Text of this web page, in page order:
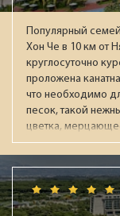
Популярный
Хон Че в 10 км от
круглосуточно
проложена
что необходимо
песок, такой
цветка,
воздух, несущий
воды. На острове
развлечений
поле для гольфа,
отелю. Сам